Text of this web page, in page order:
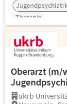
Therapie
Oberarzt (m/
ukrb